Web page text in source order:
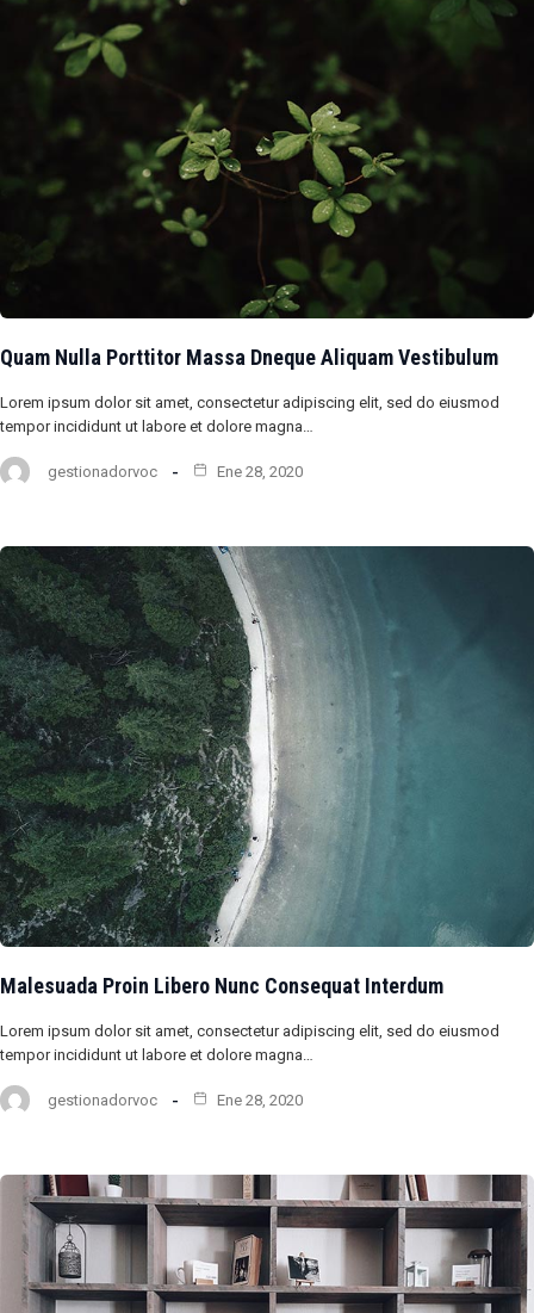
Quam Nulla Porttitor Massa Dneque Aliquam Vestibulum
Lorem ipsum dolor sit amet, consectetur adipiscing elit, sed do eiusmod
tempor incididunt ut labore et dolore magna…
gestionadorvoc Ene 28, 2020
Malesuada Proin Libero Nunc Consequat Interdum
Lorem ipsum dolor sit amet, consectetur adipiscing elit, sed do eiusmod
tempor incididunt ut labore et dolore magna…
gestionadorvoc Ene 28, 2020